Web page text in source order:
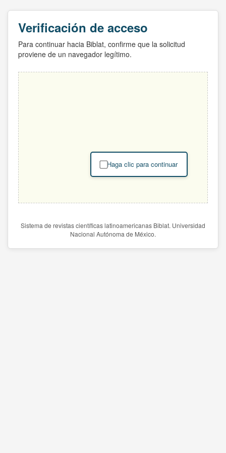
Verificación de acceso
Para continuar hacia Biblat, confirme que la solicitud
proviene de un navegador legítimo.
Haga clic para continuar
Sistema de revistas científicas latinoamericanas Biblat. Universidad
Nacional Autónoma de México.